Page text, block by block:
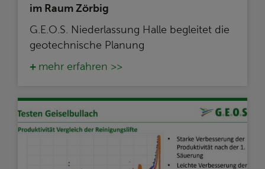
im Raum Zörbig
G.E.O.S. Niederlassung Halle begleitet die
geotechnische Planung
mehr erfahren >>